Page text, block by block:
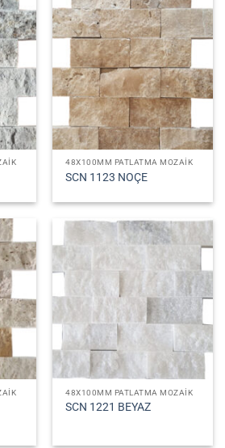
48X100MM PATLATMA MOZAIK
SCN 1123 NOÇE
48X100MM PATLATMA MOZAIK
SCN 1221 BEYAZ